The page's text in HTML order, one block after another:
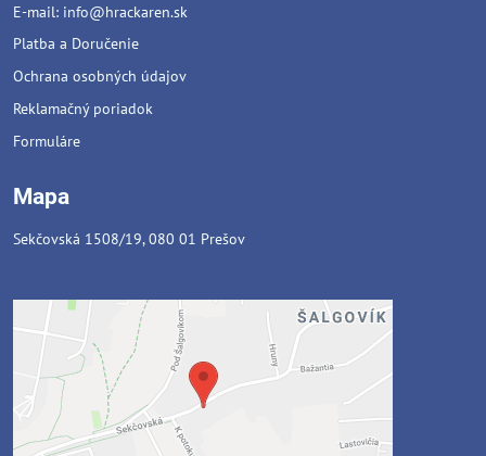
E-mail: info@hrackaren.sk
Platba a Doručenie
Ochrana osobných údajov
Reklamačný poriadok
Formuláre
Mapa
Sekčovská 1508/19, 080 01 Prešov